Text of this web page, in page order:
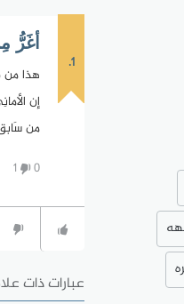
1.
أغَرُّ
هذا من
إن
من
0
1
عبارات ذات